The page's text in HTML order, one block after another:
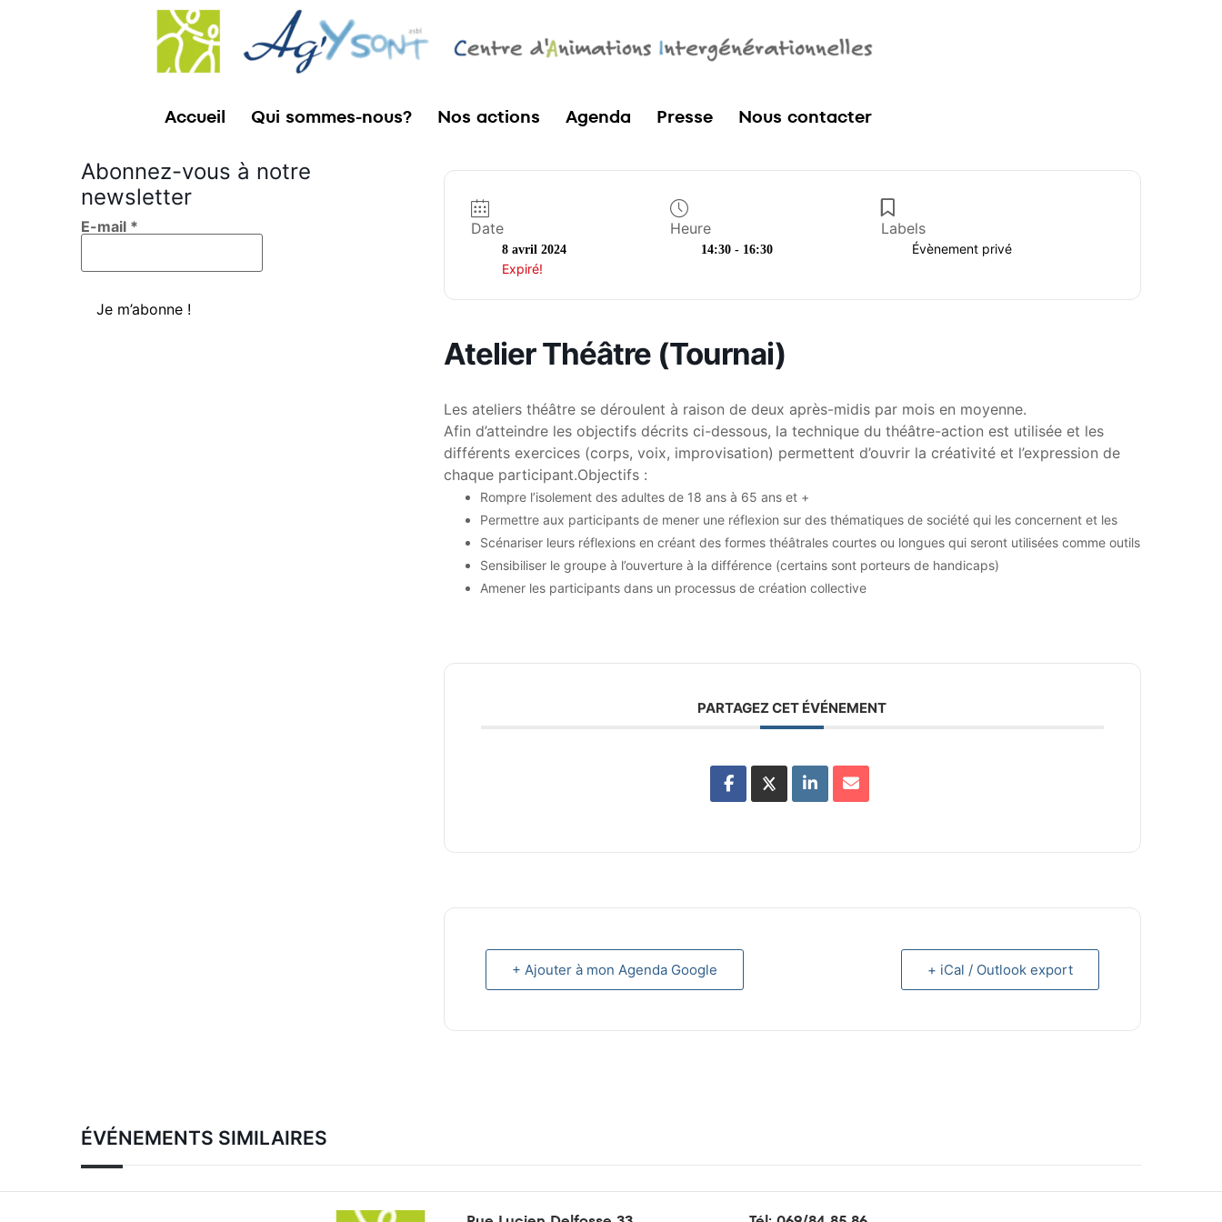
Accueil Qui sommes-nous? Nos actions Agenda Presse Nous contacter
Abonnez-vous à notre
newsletter
E-mail * Date
8 avril 2024
Expiré!
Heure
14:30 - 16:30
Labels
Évènement privé
Atelier Théâtre (Tournai)
Les ateliers théâtre se déroulent à raison de deux après-midis par mois en moyenne.
Afin d’atteindre les objectifs décrits ci-dessous, la technique du théâtre-action est utilisée et les
différents exercices (corps, voix, improvisation) permettent d’ouvrir la créativité et l’expression de
chaque participant.Objectifs :
Rompre l’isolement des adultes de 18 ans à 65 ans et +
Permettre aux participants de mener une réflexion sur des thématiques de société qui les concernent et les
Scénariser leurs réflexions en créant des formes théâtrales courtes ou longues qui seront utilisées comme outils
Sensibiliser le groupe à l’ouverture à la différence (certains sont porteurs de handicaps)
Amener les participants dans un processus de création collective
PARTAGEZ CET ÉVÉNEMENT
+ Ajouter à mon Agenda Google + iCal / Outlook export
ÉVÉNEMENTS SIMILAIRES